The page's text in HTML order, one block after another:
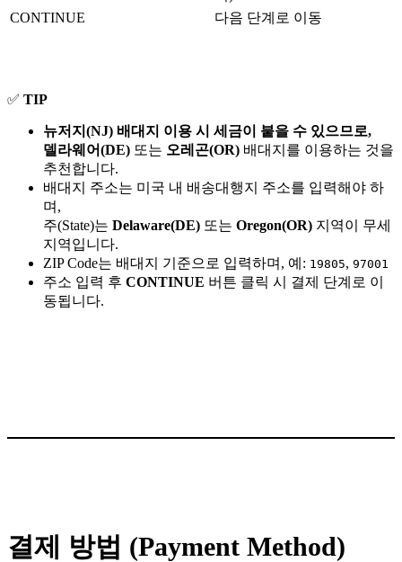
CONTINUE
다음 단계로 이동
✅ TIP
뉴저지(NJ) 배대지 이용 시 세금이 붙을 수 있으므로,
델라웨어(DE) 또는 오레곤(OR) 배대지를 이용하는 것을
추천합니다.
배대지 주소는 미국 내 배송대행지 주소를 입력해야 하
며,
주(State)는 Delaware(DE) 또는 Oregon(OR) 지역이 무세
지역입니다.
ZIP Code는 배대지 기준으로 입력하며, 예: 19805, 97001
주소 입력 후 CONTINUE 버튼 클릭 시 결제 단계로 이
동됩니다.
결제 방법 (Payment Method)